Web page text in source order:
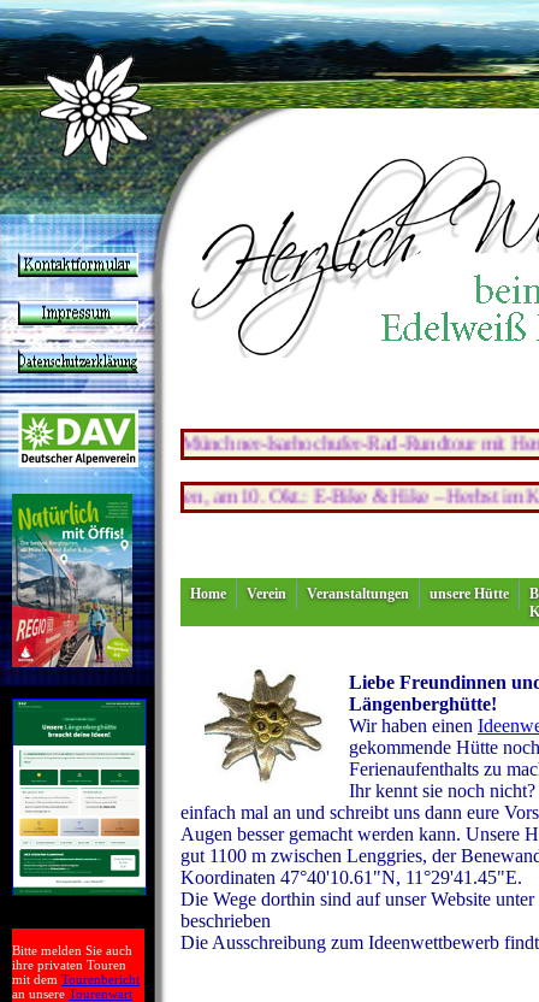
Bitte melden Sie auch
ihre privaten Touren
mit dem Tourenbericht
an unsere Tourenwart
*** 12. Aug.: Münchner-Isarhochufer-Rad-Rundtour mit Hermann
*** Bitte merken, am 10. Okt.: E-Bike & Hike – Herbst im
Home Verein Veranstaltungen unsere Hütte
Liebe Freundinnen
Längenberghütte!
Wir haben einen
gekommende Hütte
Ferienaufenthalts zu
Ihr kennt sie noch nicht?
einfach mal an und schreibt uns dann eure
Augen besser gemacht werden kann. Unsere
gut 1100 m zwischen Lenggries, der
Koordinaten 47°40'10.61"N, 11°29'41.45"E.
Die Wege dorthin sind auf unser Website unter
beschrieben
Die Ausschreibung zum Ideenwettbewerb